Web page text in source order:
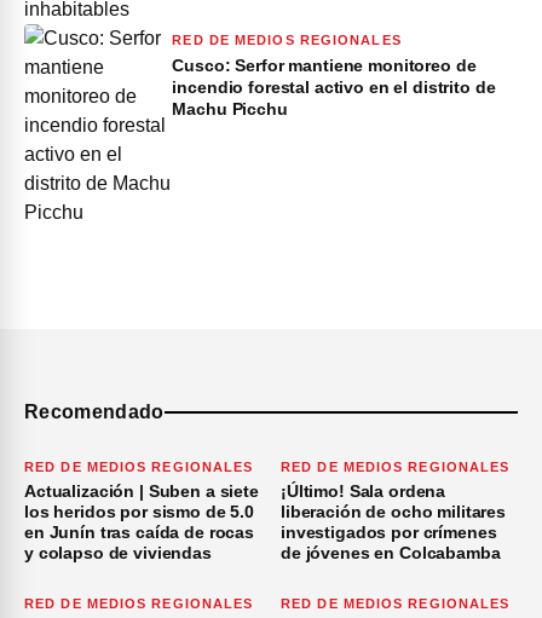
RED DE MEDIOS REGIONALES
Cusco: Serfor mantiene monitoreo de
incendio forestal activo en el distrito de
Machu Picchu
Recomendado
RED DE MEDIOS REGIONALES
Actualización | Suben a siete
los heridos por sismo de 5.0
en Junín tras caída de rocas
y colapso de viviendas
RED DE MEDIOS REGIONALES
¡Último! Sala ordena
liberación de ocho militares
investigados por crímenes
de jóvenes en Colcabamba
RED DE MEDIOS REGIONALES RED DE MEDIOS REGIONALES